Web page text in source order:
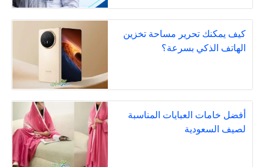
كيف يمكنك تحرير مساحة تخزين
الهاتف الذكي بسرعة؟
أفضل خامات العبايات المناسبة
لصيف السعودية